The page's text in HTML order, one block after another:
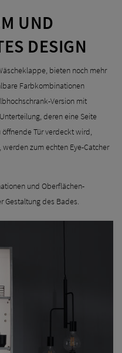
UND
DESIGN
bieten noch mehr
Farbkombinationen
Version mit
deren eine Seite
Tür verdeckt wird,
zum echten Eye-Catcher
und Oberflächen-
Gestaltung des Bades.